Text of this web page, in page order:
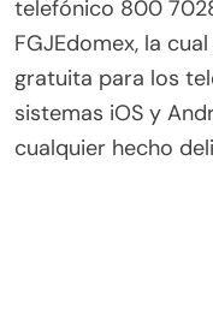
telefónico 800
FGJEdomex, la
gratuita para los
sistemas iOS y
cualquier hecho